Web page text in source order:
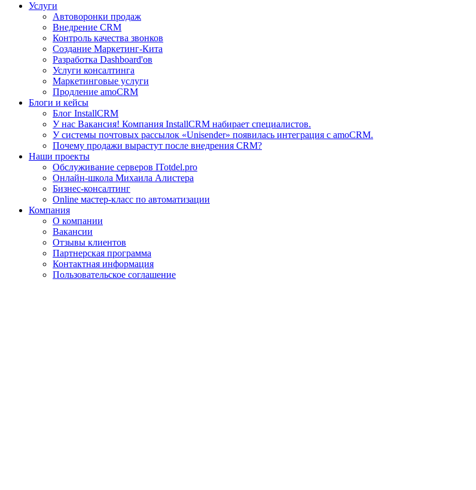
Услуги
Автоворонки продаж
Внедрение CRM
Контроль качества звонков
Создание Маркетинг-Кита
Разработка Dashboard'ов
Услуги консалтинга
Маркетинговые услуги
Продление amoCRM
Блоги и кейсы
Блог InstallCRM
У нас Вакансия! Компания InstallCRM набирает специалистов.
У системы почтовых рассылок «Unisender» появилась интеграция с amoCRM.
Почему продажи вырастут после внедрения CRM?
Наши проекты
Обслуживание серверов ITotdel.pro
Онлайн-школа Михаила Алистера
Бизнес-консалтинг
Online мастер-класс по автоматизации
Компания
О компании
Вакансии
Отзывы клиентов
Партнерская программа
Контактная информация
Пользовательское соглашение